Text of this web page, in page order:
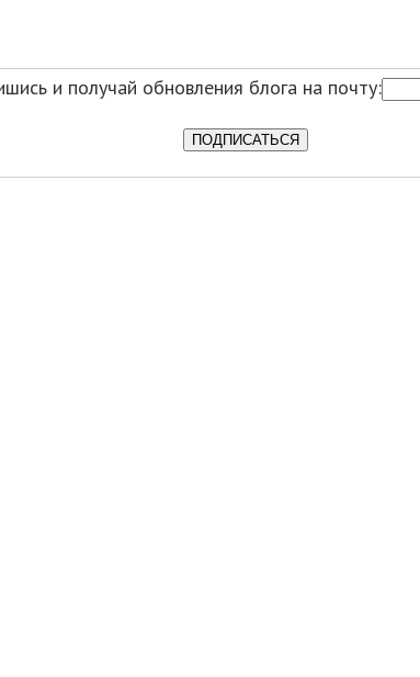
и получай обновления блога на почту: